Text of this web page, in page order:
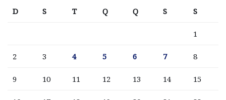
D
S T Q Q S S
1
2 3 4 5 6 7 8
9 10 11 12 13 14 15